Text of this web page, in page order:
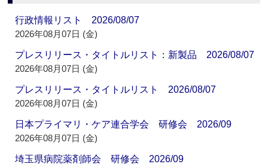
行政情報リスト 2026/08/07
2026年08月07日 (金)
プレスリリース・タイトルリスト：新製品 2026/08/07
2026年08月07日 (金)
プレスリリース・タイトルリスト 2026/08/07
2026年08月07日 (金)
日本プライマリ・ケア連合学会 研修会 2026/09
2026年08月07日 (金)
埼玉県病院薬剤師会 研修会 2026/09